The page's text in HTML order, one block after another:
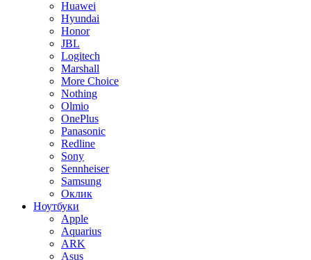
Huawei
Hyundai
Honor
JBL
Logitech
Marshall
More Choice
Nothing
Olmio
OnePlus
Panasonic
Redline
Sony
Sennheiser
Samsung
Оклик
Ноутбуки
Apple
Aquarius
ARK
Asus